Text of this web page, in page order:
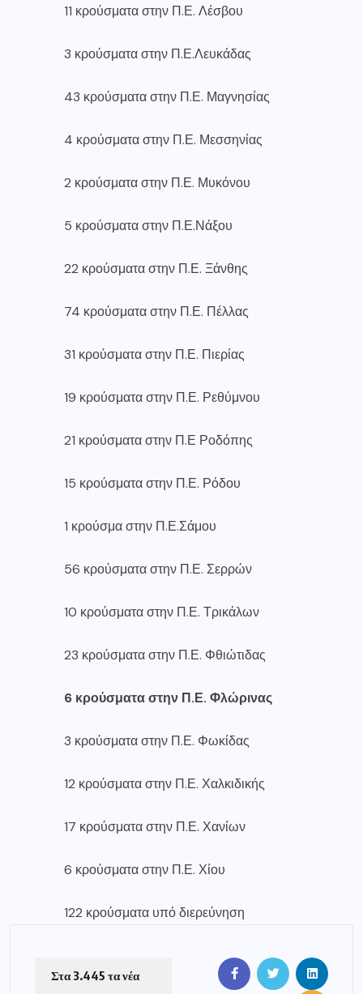
11 κρούσματα στην Π.Ε. Λέσβου
3 κρούσματα στην Π.Ε.Λευκάδας
43 κρούσματα στην Π.Ε. Μαγνησίας
4 κρούσματα στην Π.Ε. Μεσσηνίας
2 κρούσματα στην Π.Ε. Μυκόνου
5 κρούσματα στην Π.Ε.Νάξου
22 κρούσματα στην Π.Ε. Ξάνθης
74 κρούσματα στην Π.Ε. Πέλλας
31 κρούσματα στην Π.Ε. Πιερίας
19 κρούσματα στην Π.Ε. Ρεθύμνου
21 κρούσματα στην Π.Ε Ροδόπης
15 κρούσματα στην Π.Ε. Ρόδου
1 κρούσμα στην Π.Ε.Σάμου
56 κρούσματα στην Π.Ε. Σερρών
10 κρούσματα στην Π.Ε. Τρικάλων
23 κρούσματα στην Π.Ε. Φθιώτιδας
6 κρούσματα στην Π.Ε. Φλώρινας
3 κρούσματα στην Π.Ε. Φωκίδας
12 κρούσματα στην Π.Ε. Χαλκιδικής
17 κρούσματα στην Π.Ε. Χανίων
6 κρούσματα στην Π.Ε. Χίου
122 κρούσματα υπό διερεύνηση
Στα 3.445 τα νέα